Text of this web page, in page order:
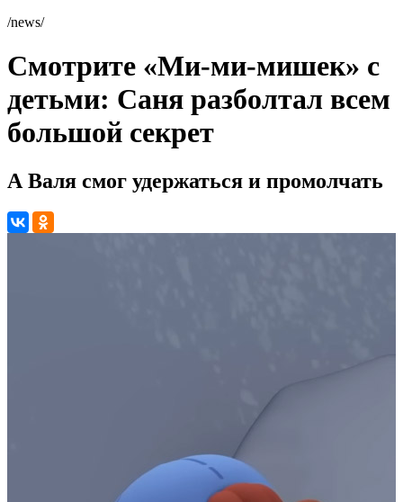
/news/
Смотрите «Ми-ми-мишек» с
детьми: Саня разболтал всем
большой секрет
А Валя смог удержаться и промолчать